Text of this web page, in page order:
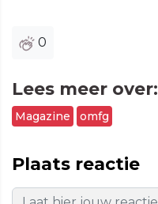
0
Lees meer over:
Magazine omfg
Plaats reactie